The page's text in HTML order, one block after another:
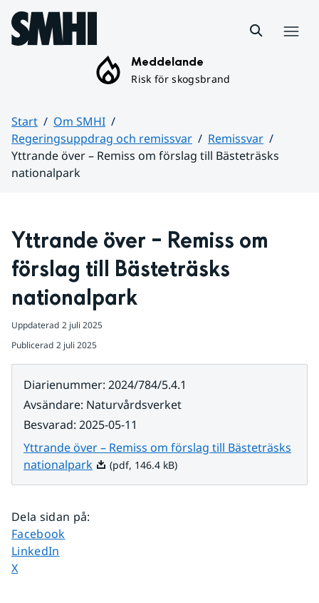
Hoppa till sidans innehåll
Meddelande
Risk för skogsbrand
Start
Om SMHI
Regeringsuppdrag och remissvar
Remissvar
Yttrande över – Remiss om förslag till Bästeträsks
nationalpark
Yttrande över – Remiss om
förslag till Bästeträsks
nationalpark
Uppdaterad 2 juli 2025
Publicerad 2 juli 2025
Diarienummer: 2024/784/5.4.1
Avsändare: Naturvårdsverket
Besvarad: 2025-05-11
Yttrande över – Remiss om förslag till Bästeträsks
nationalpark Pdf, 146.4 kB.
(pdf, 146.4 kB)
Dela sidan på:
Dela sidan på
Facebook
Dela sidan på
LinkedIn
Dela sidan på
X